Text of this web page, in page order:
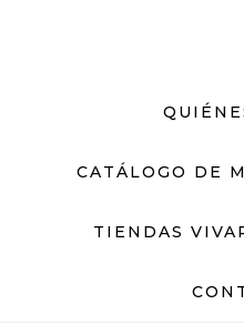
CATÁLOGO DE
TIENDAS